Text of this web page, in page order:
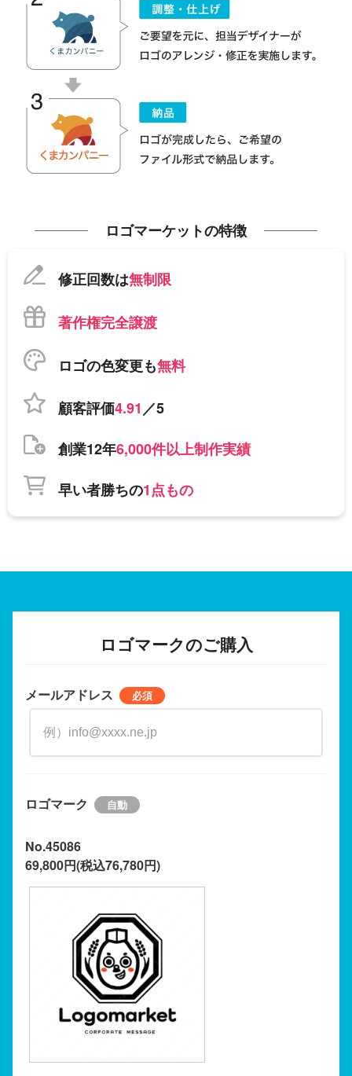
ロゴマーケットの特徴
修正回数は無制限
著作権完全譲渡
ロゴの色変更も無料
顧客評価4.91／5
創業12年6,000件以上制作実績
早い者勝ちの1点もの
ロゴマークのご購入
メールアドレス
ロゴマーク
No.45086
69,800円(税込76,780円)